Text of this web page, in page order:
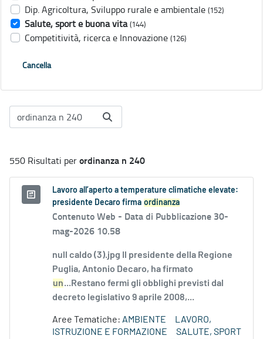
Dip. Agricoltura, Sviluppo rurale e ambientale (152)
Salute, sport e buona vita (144)
Competitività, ricerca e Innovazione (126)
Cancella
550 Risultati perordinanza n 240
Lavoro all’aperto a temperature climatiche elevate:
presidente Decaro firma ordinanza
Contenuto Web - Data di Pubblicazione 30-
mag-2026 10.58
null caldo (3).jpg Il presidente della Regione
Puglia, Antonio Decaro, ha firmato
un...Restano fermi gli obblighi previsti dal
decreto legislativo 9 aprile 2008,...
Aree Tematiche: AMBIENTE
LAVORO,
ISTRUZIONE E FORMAZIONE
SALUTE, SPORT